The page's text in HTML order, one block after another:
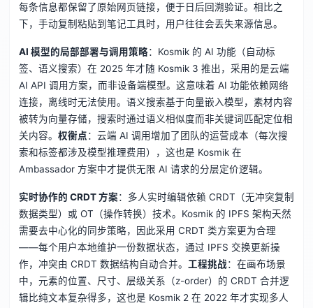
每条信息都保留了原始网页链接，便于日后回溯验证。相比之
下，手动复制粘贴到笔记工具时，用户往往会丢失来源信息。
AI 模型的局部部署与调用策略：Kosmik 的 AI 功能（自动标
签、语义搜索）在 2025 年才随 Kosmik 3 推出，采用的是云端
AI API 调用方案，而非设备端模型。这意味着 AI 功能依赖网络
连接，离线时无法使用。语义搜索基于向量嵌入模型，素材内容
被转为向量存储，搜索时通过语义相似度而非关键词匹配定位相
关内容。 权衡点：云端 AI 调用增加了团队的运营成本（每次搜
索和标签都涉及模型推理费用），这也是 Kosmik 在
Ambassador 方案中才提供无限 AI 请求的分层定价逻辑。
实时协作的 CRDT 方案：多人实时编辑依赖 CRDT（无冲突复制
数据类型）或 OT（操作转换）技术。Kosmik 的 IPFS 架构天然
需要去中心化的同步策略，因此采用 CRDT 类方案更为合理
——每个用户本地维护一份数据状态，通过 IPFS 交换更新操
作，冲突由 CRDT 数据结构自动合并。 工程挑战：在画布场景
中，元素的位置、尺寸、层级关系（z-order）的 CRDT 合并逻
辑比纯文本复杂得多，这也是 Kosmik 2 在 2022 年才实现多人